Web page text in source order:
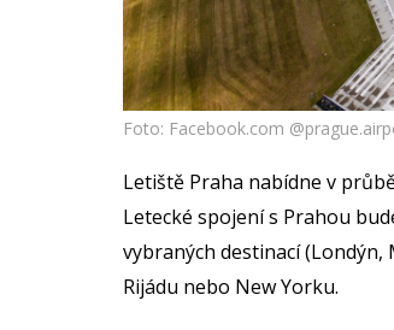
Foto: Facebook.com
Letiště Praha nabídne v
Letecké spojení s Prahou
vybraných destinací
Rijádu nebo New Yorku.